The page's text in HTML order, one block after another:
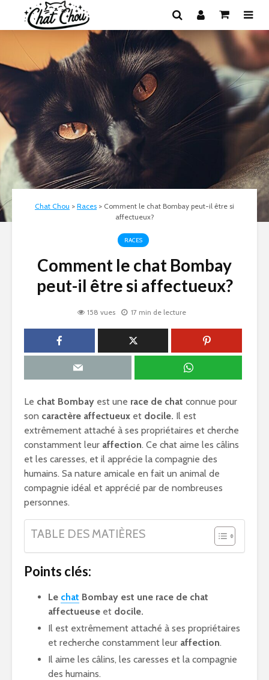
Chat Chou > Races > Comment le chat Bombay peut-il être si
affectueux?
RACES
Comment le chat Bombay
peut-il être si affectueux?
158 vues 17 min de lecture
Le chat Bombay est une race de chat connue pour
son caractère affectueux et docile. Il est
extrêmement attaché à ses propriétaires et cherche
constamment leur affection. Ce chat aime les câlins
et les caresses, et il apprécie la compagnie des
humains. Sa nature amicale en fait un animal de
compagnie idéal et apprécié par de nombreuses
personnes.
TABLE DES MATIÈRES
Points clés:
Le chat Bombay est une race de chat
affectueuse et docile.
Il est extrêmement attaché à ses propriétaires
et recherche constamment leur affection.
Il aime les câlins, les caresses et la compagnie
des humains.